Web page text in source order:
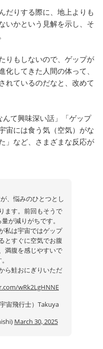
だりする際に、地上よりも
いかという見解を示し、そ
りもしないので、ゲップが
してきた人間の体って、
れているのだなと、改めて
て興味深い話」「ゲップ
宙には食う気（空気）がな
」など、さまざまな反応が
、悩みのひとつとし
ます。前回もそうで
が減りがちです。
私は宇宙ではゲップ
とすぐに空気でお腹
満腹を感じやすいで
ら鮭おにぎりいただ
wRk2LgHNNE
宙飛行士）Takuya
March 30, 2025